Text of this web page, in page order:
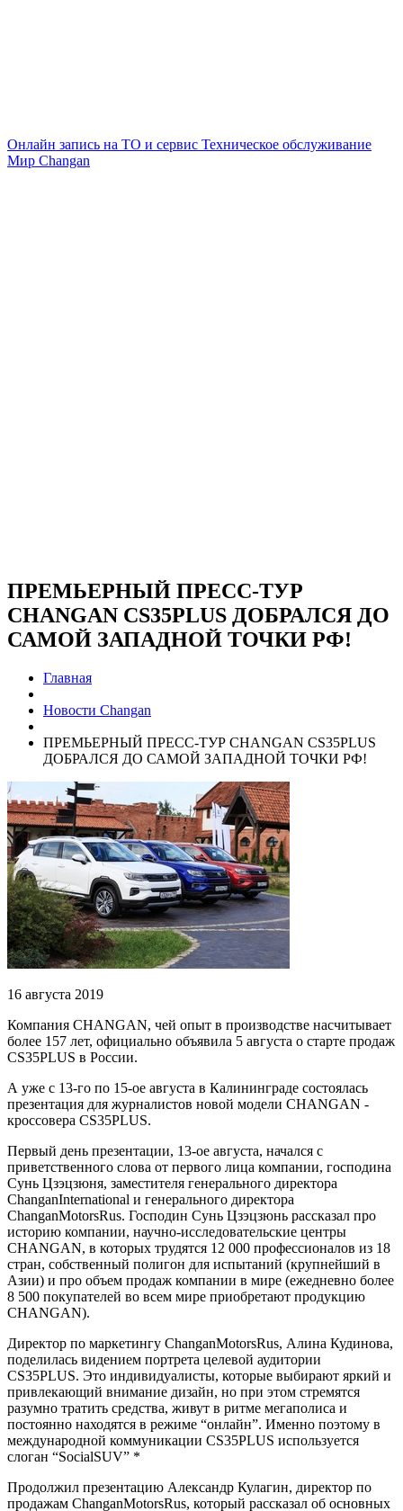
Онлайн запись на ТО и сервис Техническое обслуживание
Мир Changan
ПРЕМЬЕРНЫЙ ПРЕСС-ТУР
CHANGAN CS35PLUS ДОБРАЛСЯ ДО
САМОЙ ЗАПАДНОЙ ТОЧКИ РФ!
Главная
Новости Changan
ПРЕМЬЕРНЫЙ ПРЕСС-ТУР CHANGAN CS35PLUS
ДОБРАЛСЯ ДО САМОЙ ЗАПАДНОЙ ТОЧКИ РФ!
16 августа 2019
Компания CHANGAN, чей опыт в производстве насчитывает
более 157 лет, официально объявила 5 августа о старте продаж
CS35PLUS в России.
А уже с 13-го по 15-ое августа в Калининграде состоялась
презентация для журналистов новой модели CHANGAN -
кроссовера CS35PLUS.
Первый день презентации, 13-ое августа, начался с
приветственного слова от первого лица компании, господина
Сунь Цзэцзюня, заместителя генерального директора
ChanganInternational и генерального директора
ChanganMotorsRus. Господин Сунь Цзэцзюнь рассказал про
историю компании, научно-исследовательские центры
CHANGAN, в которых трудятся 12 000 профессионалов из 18
стран, собственный полигон для испытаний (крупнейший в
Азии) и про объем продаж компании в мире (ежедневно более
8 500 покупателей во всем мире приобретают продукцию
CHANGAN).
Директор по маркетингу ChanganMotorsRus, Алина Кудинова,
поделилась видением портрета целевой аудитории
CS35PLUS. Это индивидуалисты, которые выбирают яркий и
привлекающий внимание дизайн, но при этом стремятся
разумно тратить средства, живут в ритме мегаполиса и
постоянно находятся в режиме “онлайн”. Именно поэтому в
международной коммуникации CS35PLUS используется
слоган “SocialSUV” *
Продолжил презентацию Александр Кулагин, директор по
продажам ChanganMotorsRus, который рассказал об основных